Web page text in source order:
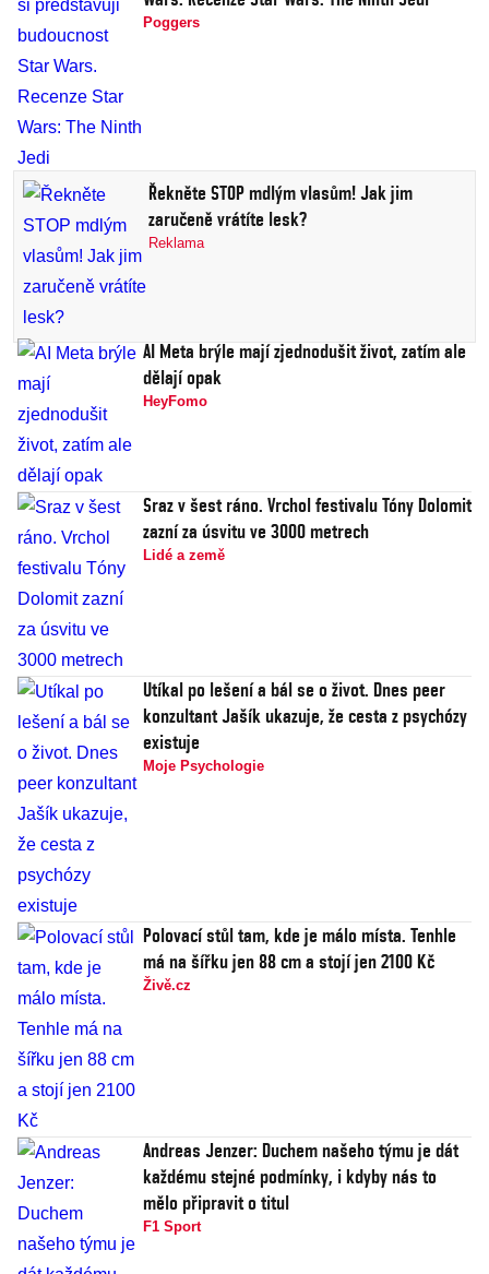
Poggers
Řekněte STOP mdlým vlasům! Jak jim
zaručeně vrátíte lesk?
Reklama
AI Meta brýle mají zjednodušit život, zatím ale
dělají opak
HeyFomo
Sraz v šest ráno. Vrchol festivalu Tóny Dolomit
zazní za úsvitu ve 3000 metrech
Lidé a země
Utíkal po lešení a bál se o život. Dnes peer
konzultant Jašík ukazuje, že cesta z psychózy
existuje
Moje Psychologie
Polovací stůl tam, kde je málo místa. Tenhle
má na šířku jen 88 cm a stojí jen 2100 Kč
Živě.cz
Andreas Jenzer: Duchem našeho týmu je dát
každému stejné podmínky, i kdyby nás to
mělo připravit o titul
F1 Sport